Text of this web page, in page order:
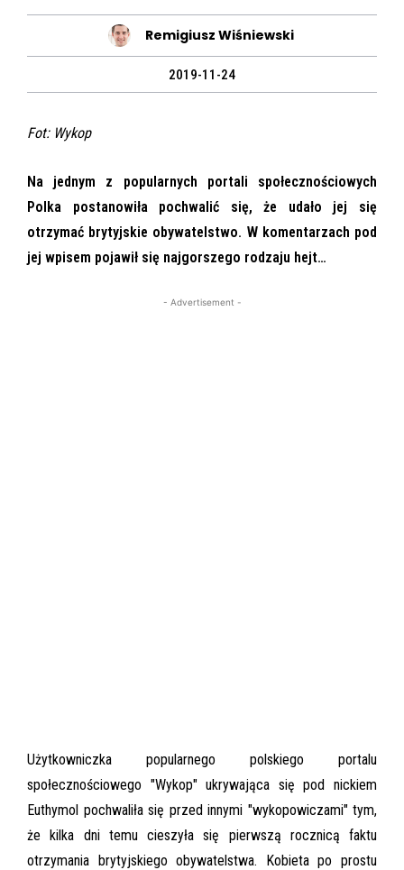
Remigiusz Wiśniewski
2019-11-24
Fot: Wykop
Na jednym z popularnych portali społecznościowych
Polka postanowiła pochwalić się, że udało jej się
otrzymać brytyjskie obywatelstwo. W komentarzach pod
jej wpisem pojawił się najgorszego rodzaju hejt…
- Advertisement -
Użytkowniczka popularnego polskiego portalu
społecznościowego "Wykop" ukrywająca się pod nickiem
Euthymol pochwaliła się przed innymi "wykopowiczami" tym,
że kilka dni temu cieszyła się pierwszą rocznicą faktu
otrzymania brytyjskiego obywatelstwa. Kobieta po prostu